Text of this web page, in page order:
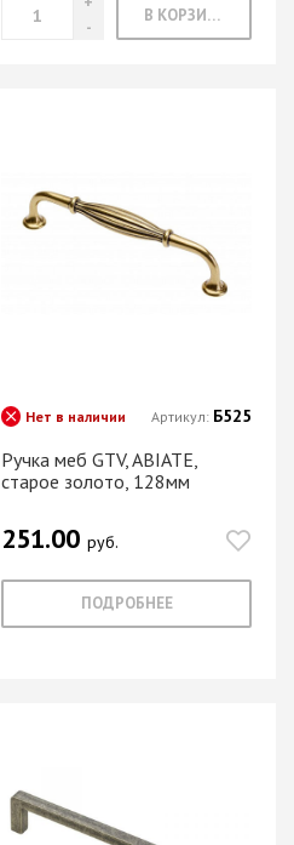
В КОРЗИНУ
Ручка меб GTV, ABIATE,
старое золото, 128мм
Нет в наличии
251.00руб.
ПОДРОБНЕЕ
Артикул: Б525